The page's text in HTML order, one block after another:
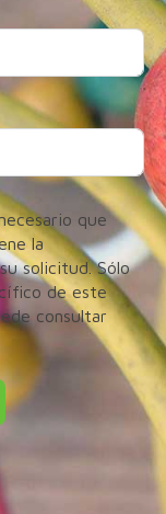
que
la
solicitud. Sólo
de este
consultar